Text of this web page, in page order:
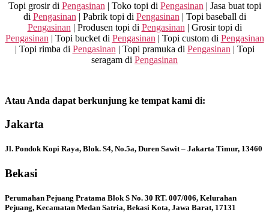
Topi grosir di Pengasinan | Toko topi di Pengasinan | Jasa buat topi
di Pengasinan | Pabrik topi di Pengasinan | Topi baseball di
Pengasinan | Produsen topi di Pengasinan | Grosir topi di
Pengasinan | Topi bucket di Pengasinan | Topi custom di Pengasinan
| Topi rimba di Pengasinan | Topi pramuka di Pengasinan | Topi
seragam di Pengasinan
Atau Anda dapat berkunjung ke tempat kami di:
Jakarta
Jl. Pondok Kopi Raya, Blok. S4, No.5a, Duren Sawit – Jakarta Timur, 13460
Bekasi
Perumahan Pejuang Pratama Blok S No. 30 RT. 007/006, Kelurahan
Pejuang, Kecamatan Medan Satria, Bekasi Kota, Jawa Barat, 17131